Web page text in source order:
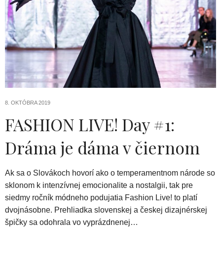
8. OKTÓBRA 2019
FASHION LIVE! Day #1:
Dráma je dáma v čiernom
Ak sa o Slovákoch hovorí ako o temperamentnom národe so
sklonom k intenzívnej emocionalite a nostalgii, tak pre
siedmy ročník módneho podujatia Fashion Live! to platí
dvojnásobne. Prehliadka slovenskej a českej dizajnérskej
špičky sa odohrala vo vyprázdnenej…